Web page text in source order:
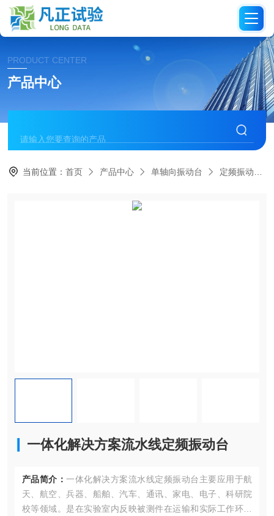
PRODUCT CENTER
产品中心
当前位置：首页 产品中心 单轴向振动台 定频振动台
一体化解决方案流水线定频振动台
产品简介： 一体化解决方案流水线定频振动台主要应用于航
天、航空、兵器、船舶、汽车、通讯、家电、电子、科研院
校等领域。是在实验室内反映被测件在运输和实际工作环境